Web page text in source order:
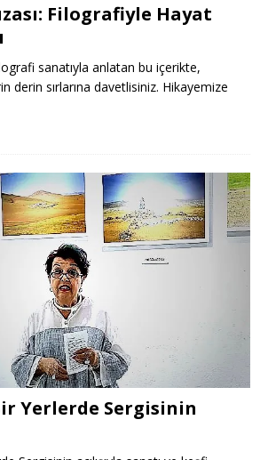
Filografiyle Hayat
sanatıyla anlatan bu içerikte,
derin sırlarına davetlisiniz. Hikayemize
Yerlerde Sergisinin